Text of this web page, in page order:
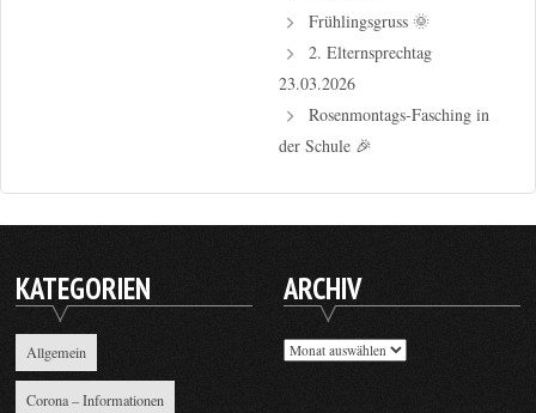
Frühlingsgruss 🌞
2. Elternsprechtag
23.03.2026
Rosenmontags-Fasching in
der Schule 🎉
KATEGORIEN
Allgemein
Corona – Informationen
ARCHIV
Archiv